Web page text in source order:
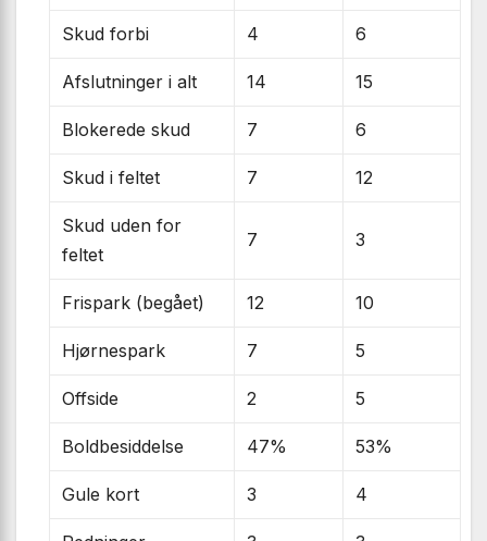
Skud forbi 4 6
Afslutninger i alt 14 15
Blokerede skud 7 6
Skud i feltet 7 12
Skud uden for
feltet
7 3
Frispark (begået) 12 10
Hjørnespark 7 5
Offside 2 5
Boldbesiddelse 47% 53%
Gule kort 3 4